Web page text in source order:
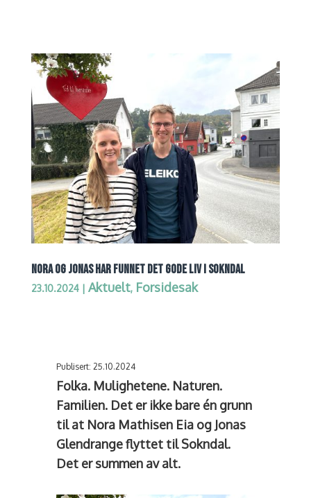
NORA OG JONAS HAR FUNNET DET GODE LIV I SOKNDAL
23.10.2024| Aktuelt, Forsidesak
Publisert: 25.10.2024
Folka. Mulighetene. Naturen.
Familien. Det er ikke bare én grunn
til at Nora Mathisen Eia og Jonas
Glendrange flyttet til Sokndal.
Det er summen av alt.